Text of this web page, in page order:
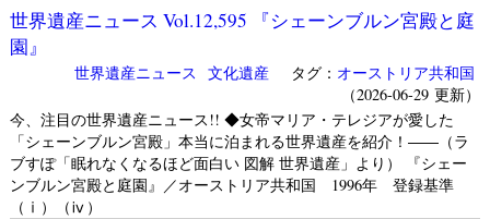
世界遺産ニュース Vol.12,595 『シェーンブルン宮殿と庭
園』
世界遺産ニュース 文化遺産タグ： オーストリア共和国
（2026-06-29 更新）
今、注目の世界遺産ニュース!! ◆女帝マリア・テレジアが愛した
「シェーンブルン宮殿」本当に泊まれる世界遺産を紹介！――（ラ
ブすぽ「眠れなくなるほど面白い 図解 世界遺産」より） 『シェー
ンブルン宮殿と庭園』／オーストリア共和国 1996年 登録基準
（ⅰ）（ⅳ）